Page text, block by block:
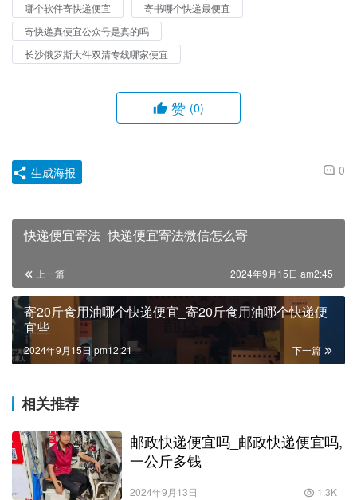
哪个软件寄快递便宜
寄书哪个快递最便宜
寄快递真便宜公众号是真的吗
长沙俄罗斯大件双清专线哪家便宜
赞 (0)
0
生成海报
快递便宜寄法_快递便宜寄法微信怎么寄
上一篇 2024年9月15日 am2:45
寄20斤食用油哪个快递便宜_寄20斤食用油哪个快递便
宜些
下一篇
2024年9月15日 pm12:21
相关推荐
邮政快递便宜吗_邮政快递便宜吗,
一公斤多钱
2024年9月13日 1.3K